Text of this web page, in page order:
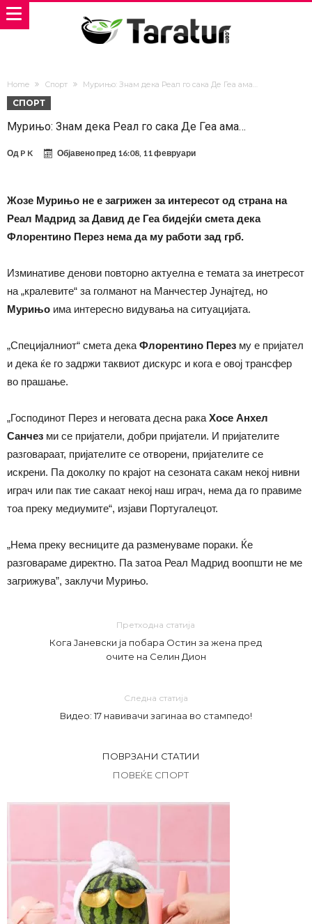
Home Спорт Мурињо: Знам дека Реал го сака Де Геа ама…
СПОРТ
Мурињо: Знам дека Реал го сака Де Геа ама…
Од P K Објавено пред 16:08, 11 февруари
Жозе Мурињо не е загрижен за интересот од страна на
Реал Мадрид за Давид де Геа бидејќи смета дека
Флорентино Перез нема да му работи зад грб.
Изминативе денови повторно актуелна е темата за инетресот
на „кралевите“ за голманот на Манчестер Јунајтед, но
Мурињо има интересно видувања на ситуацијата.
„Специјалниот“ смета дека Флорентино Перез му е пријател
и дека ќе го задржи таквиот дискурс и кога е овој трансфер
во прашање.
„Господинот Перез и неговата десна рака Хосе Анхел
Санчез ми се пријатели, добри пријатели. И пријателите
разговараат, пријателите се отворени, пријателите се
искрени. Па доколку по крајот на сезоната сакам некој нивни
играч или пак тие сакаат некој наш играч, нема да го правиме
тоа преку медиумите“, изјави Португалецот.
„Нема преку весниците да разменуваме пораки. Ќе
разговараме директно. Па затоа Реал Мадрид воопшти не ме
загрижува”, заклучи Мурињо.
Претходна статија
Кога Јаневски ја побара Остин за жена пред
очите на Селин Дион
Следна статија
Видео: 17 навивачи загинаа во стампедо!
ПОВРЗАНИ СТАТИИ
ПОВЕЌЕ СПОРТ